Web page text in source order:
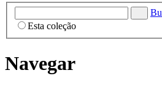
Esta coleção
Navegar